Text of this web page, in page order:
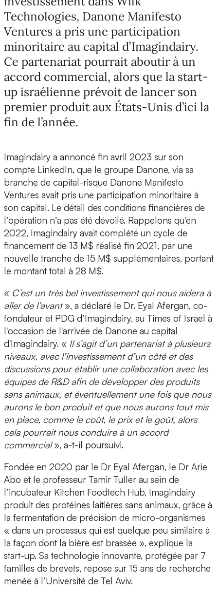
Technologies, Danone Manifesto
Ventures a pris une participation
minoritaire au capital d’Imagindairy.
Ce partenariat pourrait aboutir à un
accord commercial, alors que la start-
up israélienne prévoit de lancer son
premier produit aux États-Unis d’ici la
fin de l’année.
Imagindairy a annoncé fin avril 2023 sur son
compte LinkedIn, que le groupe Danone, via sa
branche de capital-risque Danone Manifesto
Ventures avait pris une participation minoritaire à
son capital. Le détail des conditions financières de
l’opération n’a pas été dévoilé. Rappelons qu'en
2022, Imagindairy avait complété un cycle de
financement de 13 M$ réalisé fin 2021, par une
nouvelle tranche de 15 M$ supplémentaires, portant
le montant total à 28 M$.
« C’est un très bel investissement qui nous aidera à
aller de l’avant», a déclaré le Dr. Eyal Afergan, co-
fondateur et PDG d’Imagindairy, au Times of Israel à
l'occasion de l'arrivée de Danone au capital
d'Imagindairy. « Il s’agit d’un partenariat à plusieurs
niveaux, avec l’investissement d’un côté et des
discussions pour établir une collaboration avec les
équipes de R&D afin de développer des produits
sans animaux, et éventuellement une fois que nous
aurons le bon produit et que nous aurons tout mis
en place, comme le coût, le prix et le goût, alors
cela pourrait nous conduire à un accord
commercial», a-t-il poursuivi.
Fondée en 2020 par le Dr Eyal Afergan, le Dr Arie
Abo et le professeur Tamir Tuller au sein de
l’incubateur Kitchen Foodtech Hub, Imagindairy
produit des protéines laitières sans animaux, grâce à
la fermentation de précision de micro-organismes
« dans un processus qui est quelque peu similaire à
la façon dont la bière est brassée », explique la
start-up. Sa technologie innovante, protégée par 7
familles de brevets, repose sur 15 ans de recherche
menée à l’Université de Tel Aviv.